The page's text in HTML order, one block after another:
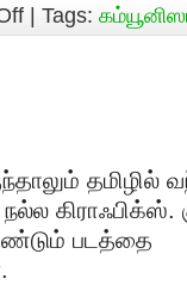
| Tags:
தமிழில்
படத்தை